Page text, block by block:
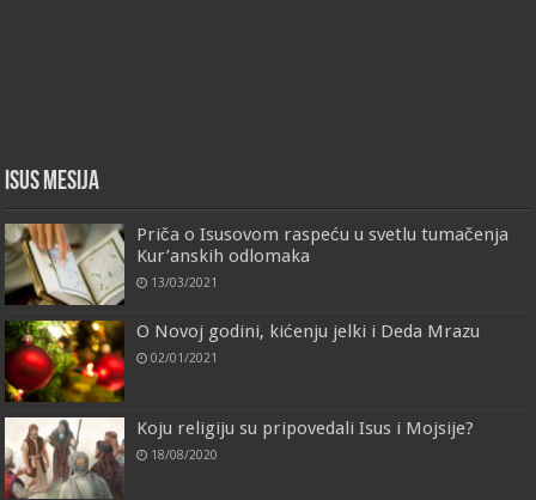
Isus Mesija
Priča o Isusovom raspeću u svetlu tumačenja
Kur’anskih odlomaka
13/03/2021
O Novoj godini, kićenju jelki i Deda Mrazu
02/01/2021
Koju religiju su pripovedali Isus i Mojsije?
18/08/2020